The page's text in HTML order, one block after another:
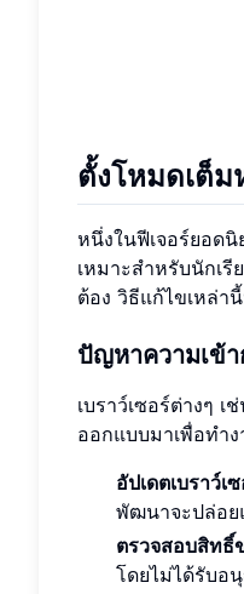
ตั้งโหมดเต็ม
หนึ่งในฟีเจอร์ยอดนิ
เหมาะสำหรับนักเ
ต้อง วิธีแก้ไขเหล่า
ปัญหาความเข้า
เบราว์เซอร์ต่างๆ
ออกแบบมาเพื่อทำ
อัปเดตเบราว์เ
พัฒนาจะปล่อย
ตรวจสอบสิทธิ์
โดยไม่ได้รับอ